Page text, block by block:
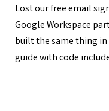
Lost our free email
Google Workspace
built the same thing
guide with code